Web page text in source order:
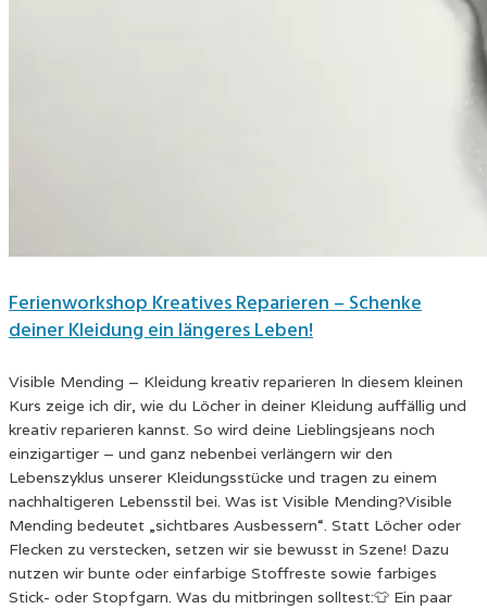
Ferienworkshop Kreatives Reparieren – Schenke
deiner Kleidung ein längeres Leben!
Visible Mending – Kleidung kreativ reparieren In diesem kleinen
Kurs zeige ich dir, wie du Löcher in deiner Kleidung auffällig und
kreativ reparieren kannst. So wird deine Lieblingsjeans noch
einzigartiger – und ganz nebenbei verlängern wir den
Lebenszyklus unserer Kleidungsstücke und tragen zu einem
nachhaltigeren Lebensstil bei. Was ist Visible Mending?Visible
Mending bedeutet „sichtbares Ausbessern“. Statt Löcher oder
Flecken zu verstecken, setzen wir sie bewusst in Szene! Dazu
nutzen wir bunte oder einfarbige Stoffreste sowie farbiges
Stick- oder Stopfgarn. Was du mitbringen solltest:👕 Ein paar